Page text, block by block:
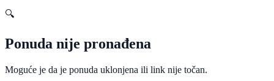
🔍
Ponuda nije pronađena
Moguće je da je ponuda uklonjena ili link nije točan.